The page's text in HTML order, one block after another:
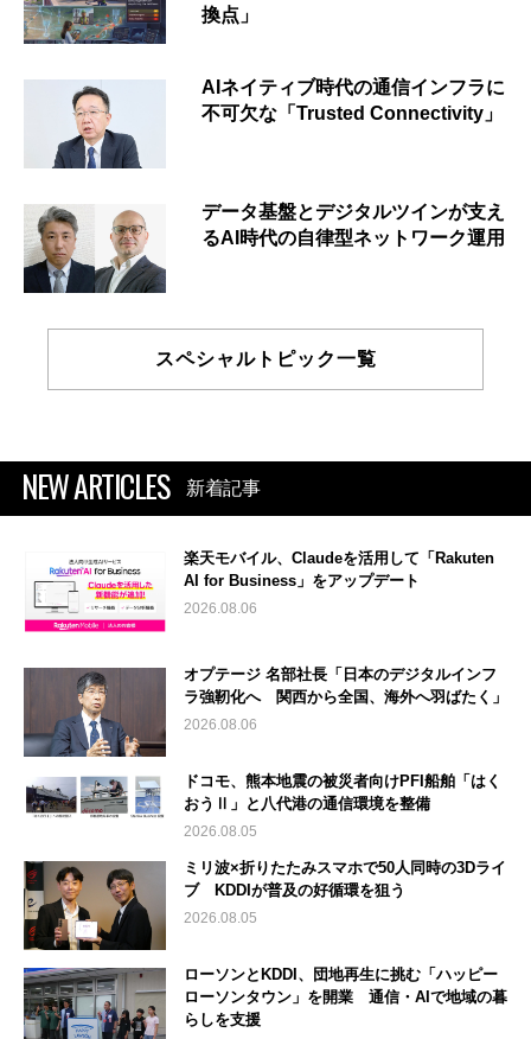
換点」
AIネイティブ時代の通信インフラに
不可欠な「Trusted Connectivity」
データ基盤とデジタルツインが支え
るAI時代の自律型ネットワーク運用
スペシャルトピック一覧
NEW ARTICLES 新着記事
楽天モバイル、Claudeを活用して「Rakuten
AI for Business」をアップデート
2026.08.06
オプテージ 名部社長「日本のデジタルインフ
ラ強靭化へ 関西から全国、海外へ羽ばたく」
2026.08.06
ドコモ、熊本地震の被災者向けPFI船舶「はく
おうⅡ」と八代港の通信環境を整備
2026.08.05
ミリ波×折りたたみスマホで50人同時の3Dライ
ブ KDDIが普及の好循環を狙う
2026.08.05
ローソンとKDDI、団地再生に挑む「ハッピー
ローソンタウン」を開業 通信・AIで地域の暮
らしを支援